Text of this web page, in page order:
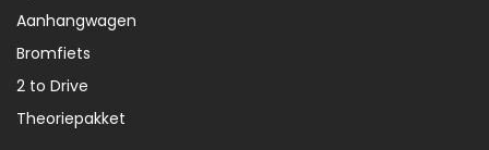
Aanhangwagen
Bromfiets
2 to Drive
Theoriepakket